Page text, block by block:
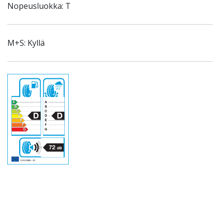
Nopeusluokka: T
M+S: Kyllä